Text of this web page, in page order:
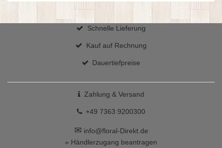
Schnelle Lieferung
Kauf auf Rechnung
Dauertiefpreise
Zahlung & Versand
+49 7363 9200300
✉ info@floral-Direkt.de
» Händlerzugang beantragen